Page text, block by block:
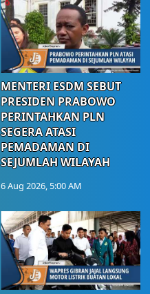
MENTERI ESDM SEBUT
PRESIDEN PRABOWO
PERINTAHKAN PLN
SEGERA ATASI
PEMADAMAN DI
SEJUMLAH WILAYAH
6 Aug 2026, 5:00 AM